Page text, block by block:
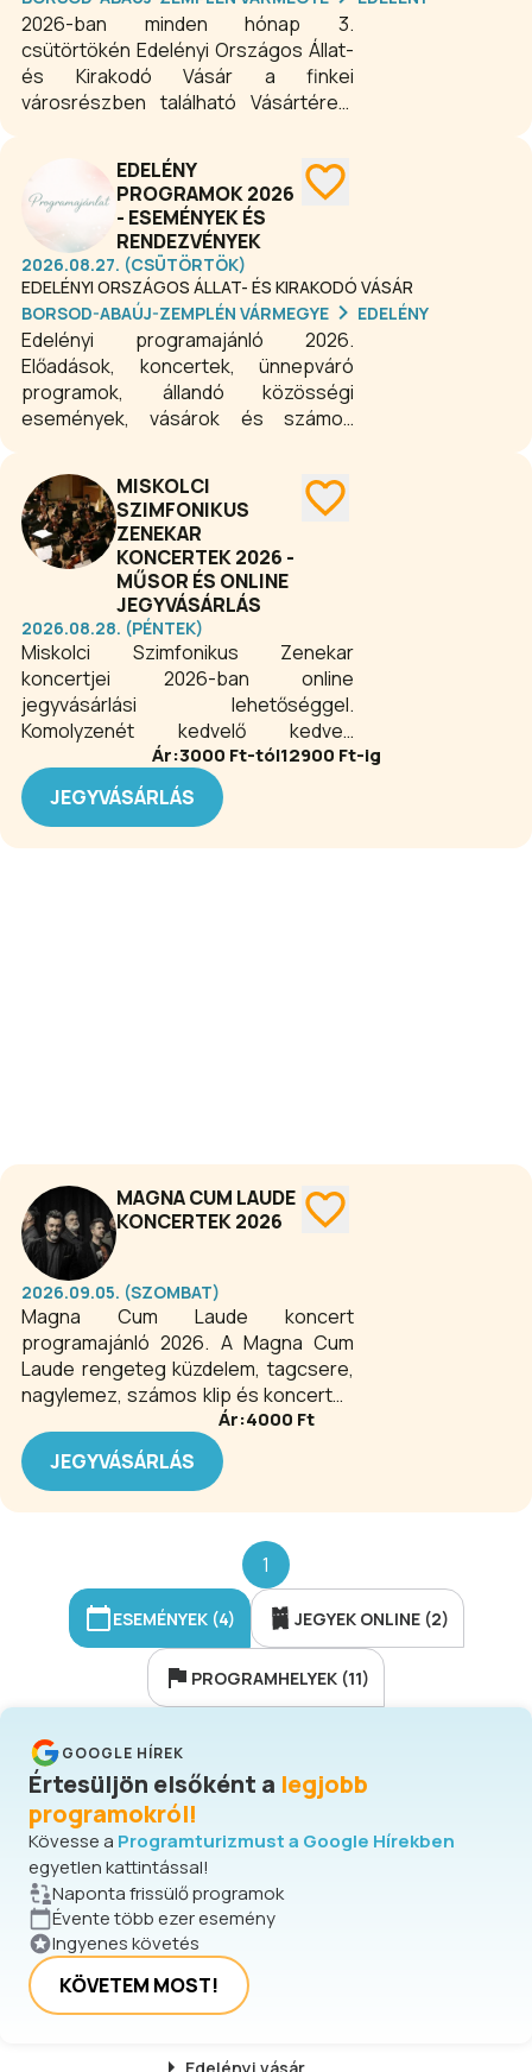
2026-ban minden hónap 3.
csütörtökén Edelényi Országos Állat-
és Kirakodó Vásár a finkei
városrészben található Vásártéren.
népszerű helyi eseménye, ahol a
látogatók friss termelői árukkal,
kézműves termékekkel és vásári
hangulattal találkozhatnak. A piac
remek lehetőséget kínál arra, hogy a
környék gazdái és kézművesei
közvetlenül mutassák be portékáikat
a vásárlóknak.
EDELÉNY
PROGRAMOK 2026
- ESEMÉNYEK ÉS
RENDEZVÉNYEK
2026.08.27. (CSÜTÖRTÖK)
EDELÉNYI ORSZÁGOS ÁLLAT- ÉS KIRAKODÓ VÁSÁR
BORSOD-ABAÚJ-ZEMPLÉN VÁRMEGYE
EDELÉNY
Edelényi programajánló 2026.
Előadások, koncertek, ünnepváró
programok, állandó közösségi
események, vásárok és számos
minden korosztálynak.
MISKOLCI
SZIMFONIKUS
ZENEKAR
KONCERTEK 2026 -
MŰSOR ÉS ONLINE
JEGYVÁSÁRLÁS
2026.08.28. (PÉNTEK)
Miskolci Szimfonikus Zenekar
koncertjei 2026-ban online
jegyvásárlási lehetőséggel.
Komolyzenét kedvelő kedves
vendégeinknek ajánljuk a zenekar
koncertjeit. Az évente több hazai és
külföldi hangversenyt adó zenekar két
saját szervezésű miskolci
Ár:3000 Ft-tól12900 Ft-ig
JEGYVÁSÁRLÁS
MAGNA CUM LAUDE
KONCERTEK 2026
2026.09.05. (SZOMBAT)
Magna Cum Laude koncert
programajánló 2026. A Magna Cum
Laude rengeteg küzdelem, tagcsere,
nagylemez, számos klip és koncertek
százai nyomán jutott el a Mező Misi,
Szabó Tibi, Kara Misa alkotta, máig
eredeti formáció gyulai
próbaterméből, hogy a
Ár:4000 Ft
JEGYVÁSÁRLÁS
1
ESEMÉNYEK (4) JEGYEK ONLINE (2)
PROGRAMHELYEK (11)
GOOGLE HÍREK
Értesüljön elsőként a legjobb
programokról!
Kövesse a Programturizmust a Google Hírekben
egyetlen kattintással!
Naponta frissülő programok
Évente több ezer esemény
Ingyenes követés
KÖVETEM MOST!
Edelényi vásár